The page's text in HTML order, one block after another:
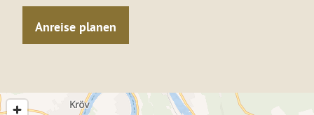
Anreise planen